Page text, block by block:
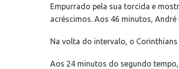
Empurrado pela sua torcida e
acréscimos. Aos 46 minutos,
Na volta do intervalo, o
Aos 24 minutos do segundo